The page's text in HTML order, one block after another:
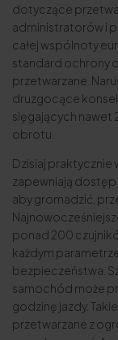
dotyczące
administratorów i
całej wspólnoty
standard ochrony
przetwarzane.
druzgocące
sięgających nawet
obrotu.
Dzisiaj
zapewniają dostęp
aby gromadzić,
ponad 200
każdym
bezpieczeństwa.
samochód może
godzinę jazdy.
przetwarzane z